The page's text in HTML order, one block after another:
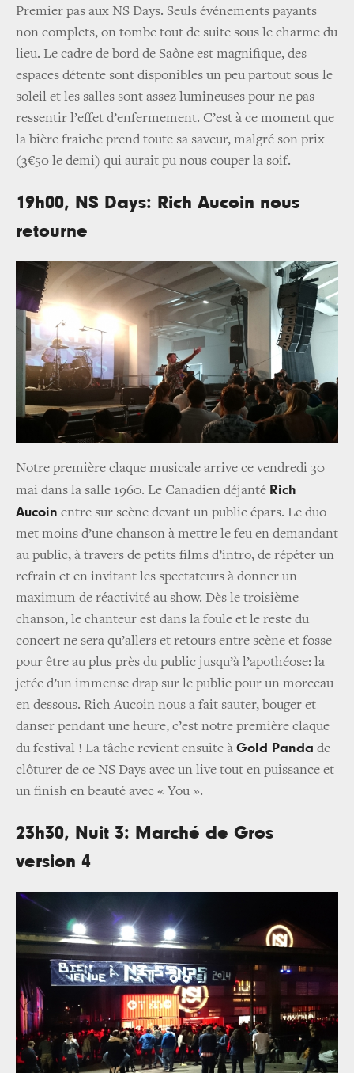
Premier pas aux NS Days. Seuls événements payants
non complets, on tombe tout de suite sous le charme du
lieu. Le cadre de bord de Saône est magnifique, des
espaces détente sont disponibles un peu partout sous le
soleil et les salles sont assez lumineuses pour ne pas
ressentir l’effet d’enfermement. C’est à ce moment que
la bière fraiche prend toute sa saveur, malgré son prix
(3€50 le demi) qui aurait pu nous couper la soif.
19h00, NS Days: Rich Aucoin nous
retourne
Notre première claque musicale arrive ce vendredi 30
mai dans la salle 1960. Le Canadien déjanté Rich
Aucoin entre sur scène devant un public épars. Le duo
met moins d’une chanson à mettre le feu en demandant
au public, à travers de petits films d’intro, de répéter un
refrain et en invitant les spectateurs à donner un
maximum de réactivité au show. Dès le troisième
chanson, le chanteur est dans la foule et le reste du
concert ne sera qu’allers et retours entre scène et fosse
pour être au plus près du public jusqu’à l’apothéose: la
jetée d’un immense drap sur le public pour un morceau
en dessous. Rich Aucoin nous a fait sauter, bouger et
danser pendant une heure, c’est notre première claque
du festival ! La tâche revient ensuite à Gold Panda de
clôturer de ce NS Days avec un live tout en puissance et
un finish en beauté avec « You ».
23h30, Nuit 3: Marché de Gros
version 4